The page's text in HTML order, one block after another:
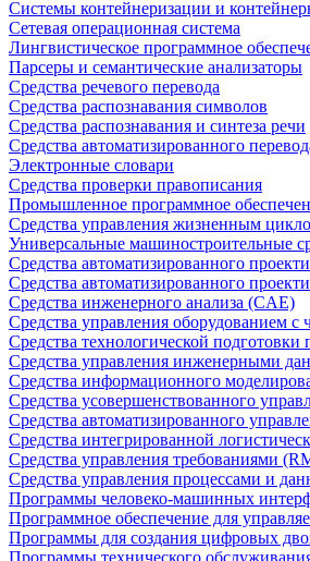
Системы контейнеризации и
Сетевая операционная система
Лингвистическое программное
Парсеры и семантические анализаторы
Средства речевого перевода
Средства распознавания символов
Средства распознавания и синтеза речи
Средства автоматизированного
Электронные словари
Средства проверки правописания
Промышленное программное
Средства управления жизненным
Универсальные машиностроительные
Средства автоматизированного
Средства автоматизированного
Средства инженерного анализа (CAE)
Средства управления оборудованием
Средства технологической подготовки
Средства управления инженерными
Средства информационного
Средства усовершенствованного
Средства автоматизированного
Средства интегрированной
Средства управления требованиями
Средства управления процессами и
Программы человеко-машинных
Программное обеспечение для
Программы для создания цифровых
Программы технического